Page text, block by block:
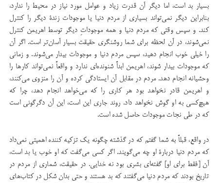
بسیار بد است، اما دیگر آن قدرت زیاد و عوامل مورد نیاز در محیط را ندارد،
بنابراین دیگر نمی‌تواند بسیاری از مردم دنیا یا موجودات زندۀ دیگر را كنترل
كند. و سپس وقتی كه مردم دنیا و همه موجودات‌ِ دیگر توسط اهریمن كنترل
نمی‌شوند، در آن لحظه برای شما روشنگری حقیقت بسیار آسان‌تر است. اگر آن
را خیلی خوب انجام دهید، سپس مردم دنیا و موجودات بیدار می‌شوند. و زمانی
كه موجودات بیدار شوند، اهریمن ابداً شنونده‌ای ندارد و واقعاً نمی‌تواند كارها را
وحشیانه انجام دهد. مردم در مقابل آن ایستادگی كرده و آن را منزوی می‌كنند،
و اهریمن قادر نخواهد بود هر كاری را كه می‌خواهد انجام دهد، چرا كه
هیچ‌كسی به او گوش نخواهد داد. روند جاری این است، این آن دگرگونی است
كه در طی نجات موجودات حاصل ‌شده‌ است.
در واقع، قبلاً به شما گفتم كه در گذشته چگونه یك تزكیه كننده اهمیتی نمی‌داد
که مردم دنیا دربارۀ او چه می‌گویند. اگر كسی می‌گفت كه او خوب یا بد است،
آن [فقط برای او] گفته‌ای بشری بود نه خدایی. در حقیقت، شماری از مردم در
تاریخ بودند كه مردم دنیا می‌گفتند كه بد هستند و حتی بدان شكل در كتاب‌های